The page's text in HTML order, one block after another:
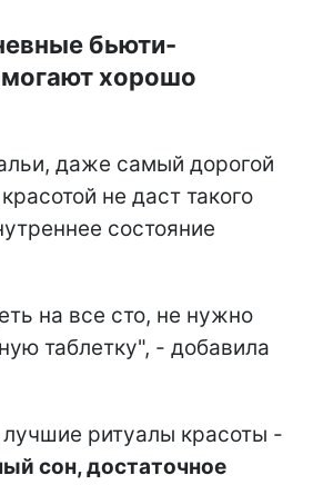
бьюти-
хорошо
даже самый дорогой
не даст такого
состояние
на все сто, не нужно
таблетку", - добавила
лучшие ритуалы красоты -
сон, достаточное